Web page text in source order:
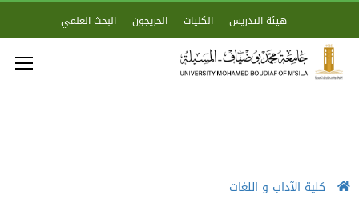
هيئة التدريس الكليات الخريجون البحث العلمي
كلية الآداب و اللغات